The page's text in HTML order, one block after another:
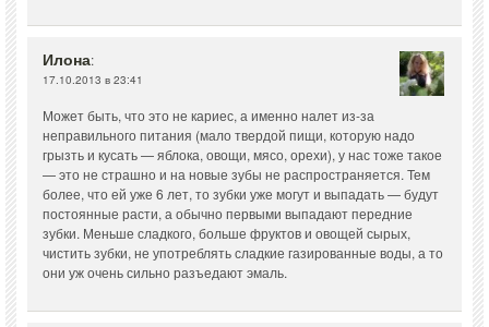
Илона:
17.10.2013 в 23:41
Может быть, что это не кариес, а именно налет из-за
неправильного питания (мало твердой пищи, которую надо
грызть и кусать — яблока, овощи, мясо, орехи), у нас тоже такое
— это не страшно и на новые зубы не распространяется. Тем
более, что ей уже 6 лет, то зубки уже могут и выпадать — будут
постоянные расти, а обычно первыми выпадают передние
зубки. Меньше сладкого, больше фруктов и овощей сырых,
чистить зубки, не употреблять сладкие газированные воды, а то
они уж очень сильно разъедают эмаль.